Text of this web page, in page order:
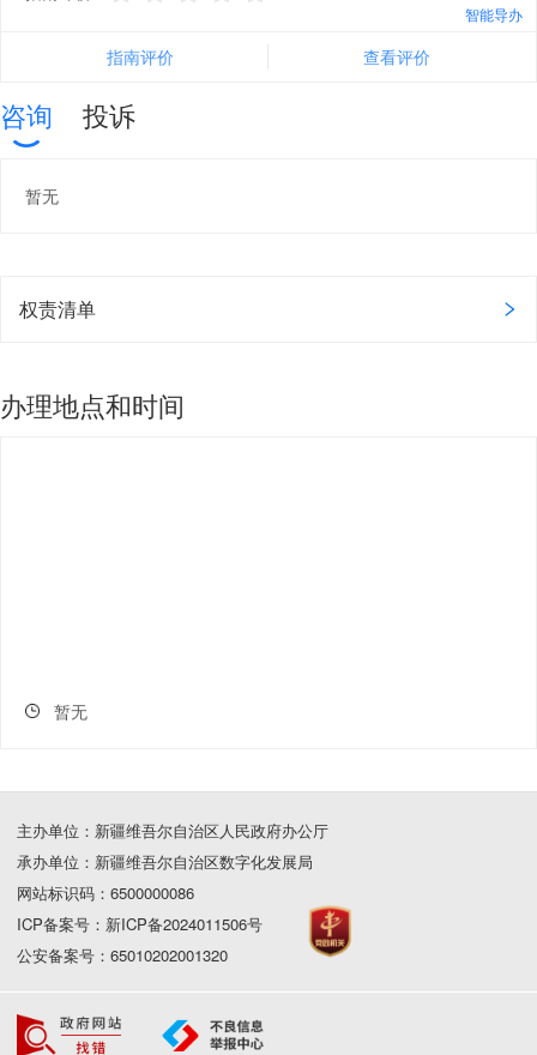
智能导办
指南评价 查看评价
咨询 投诉
暂无
权责清单
办理地点和时间
暂无
主办单位：新疆维吾尔自治区人民政府办公厅
承办单位：新疆维吾尔自治区数字化发展局
网站标识码：6500000086
ICP备案号：新ICP备2024011506号
公安备案号：65010202001320